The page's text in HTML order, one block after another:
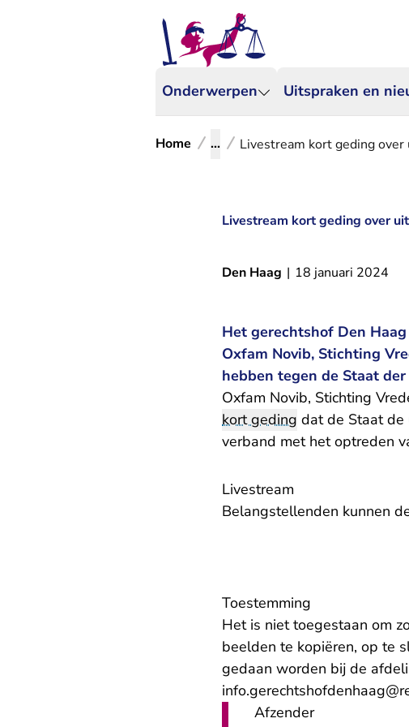
Onderwerpen Uitspraken en
Home ... Livestream kort geding
Livestream kort geding over
Den Haag | 18 januari 2024
Het gerechtshof Den
Oxfam Novib, Stichting
hebben tegen de Staat
Oxfam Novib, Stichting
kort geding dat de Staat de
verband met het optreden
Livestream
Belangstellenden kunnen
Toestemming
Het is niet toegestaan om
beelden te kopiëren, op te
gedaan worden bij de
Afzender